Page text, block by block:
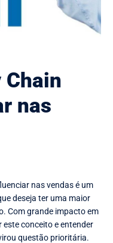
Chain
nas
nas vendas é um
deseja ter uma maior
Com grande impacto em
conceito e entender
questão prioritária.